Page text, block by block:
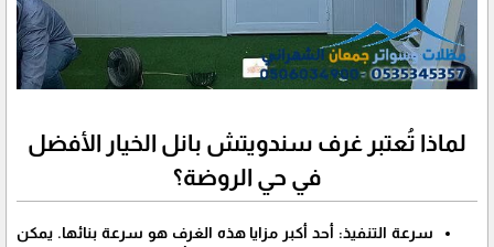
​لماذا تُعتبر غرف سندويتش بانل الخيار الأفضل
في حي الروضة؟
​سرعة التنفيذ: أحد أكبر مزايا هذه الغرف هو سرعة بنائها. يمكن